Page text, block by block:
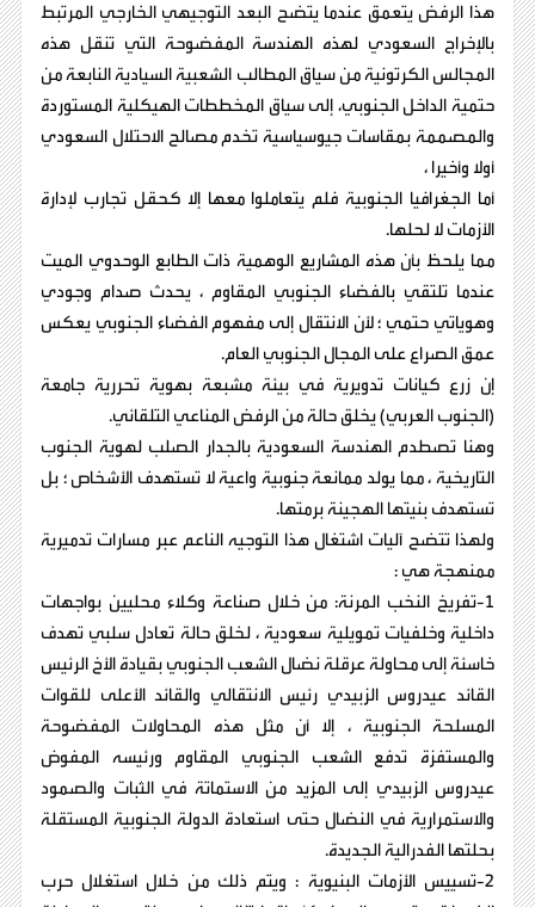
هذا الرفض يتعمق عندما يتضح البعد التوجيهي الخارجي المرتبط
بالإخراج السعودي لهذه الهندسة المفضوحة التي تنقل هذه
المجالس الكرتونية من سياق المطالب الشعبية السيادية النابعة من
حتمية الداخل الجنوبي، إلى سياق المخططات الهيكلية المستوردة
والمصممة بمقاسات جيوسياسية تخدم مصالح الاحتلال السعودي
أولا وأخيرا ،
أما الجغرافيا الجنوبية فلم يتعاملوا معها إلا كحقل تجارب لإدارة
الأزمات لا لحلها.
مما يلحظ بأن هذه المشاريع الوهمية ذات الطابع الوحدوي الميت
عندما تلتقي بالفضاء الجنوبي المقاوم ، يحدث صدام وجودي
وهوياتي حتمي ؛ لأن الانتقال إلى مفهوم الفضاء الجنوبي يعكس
عمق الصراع على المجال الجنوبي العام.
إن زرع كيانات تدويرية في بيئة مشبعة بهوية تحررية جامعة
(الجنوب العربي) يخلق حالة من الرفض المناعي التلقائي.
وهنا تصطدم الهندسة السعودية بالجدار الصلب لهوية الجنوب
التاريخية ، مما يولد ممانعة جنوبية واعية لا تستهدف الأشخاص ؛ بل
تستهدف بنيتها الهجينة برمتها.
ولهذا تتضح آليات اشتغال هذا التوجيه الناعم عبر مسارات تدميرية
ممنهجة هي :
١-تفريخ النخب المرنة: من خلال صناعة وكلاء محليين بواجهات
داخلية وخلفيات تمويلية سعودية ، لخلق حالة تعادل سلبي تهدف
خاسئة إلى محاولة عرقلة نضال الشعب الجنوبي بقيادة الأخ الرئيس
القائد عيدروس الزبيدي رئيس الانتقالي والقائد الأعلى للقوات
المسلحة الجنوبية ، إلا أن مثل هذه المحاولات المفضوحة
والمستفزة تدفع الشعب الجنوبي المقاوم ورئيسه المفوض
عيدروس الزبيدي إلى المزيد من الاستماتة في الثبات والصمود
والاستمرارية في النضال حتى استعادة الدولة الجنوبية المستقلة
بحلتها الفدرالية الجديدة.
٢-تسييس الأزمات البنيوية : ويتم ذلك من خلال استغلال حرب